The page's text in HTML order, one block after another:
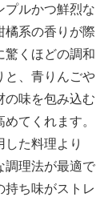
プルかつ鮮烈な
橘系の香りが際
驚くほどの調和
と、青りんごや
の味を包み込む
てくれます。
た料理より
調理法が最適で
持ち味がストレ